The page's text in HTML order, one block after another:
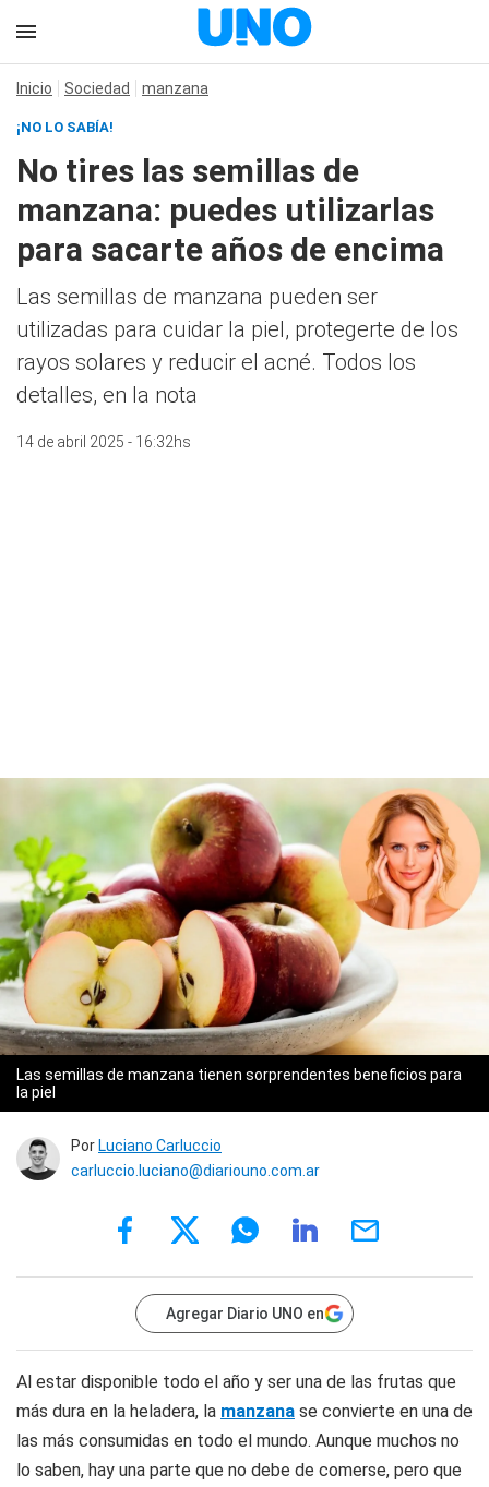
Inicio Sociedad manzana
¡NO LO SABÍA!
No tires las semillas de
manzana: puedes utilizarlas
para sacarte años de encima
Las semillas de manzana pueden ser
utilizadas para cuidar la piel, protegerte de los
rayos solares y reducir el acné. Todos los
detalles, en la nota
14 de abril 2025 - 16:32hs
Las semillas de manzana tienen sorprendentes beneficios para
la piel
Por Luciano Carluccio
carluccio.luciano@diariouno.com.ar
Agregar Diario UNO en
Al estar disponible todo el año y ser una de las frutas que
más dura en la heladera, la manzana se convierte en una de
las más consumidas en todo el mundo. Aunque muchos no
lo saben, hay una parte que no debe de comerse, pero que